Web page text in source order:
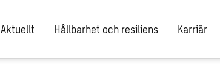
Aktuellt Hållbarhet och resiliens Karriär